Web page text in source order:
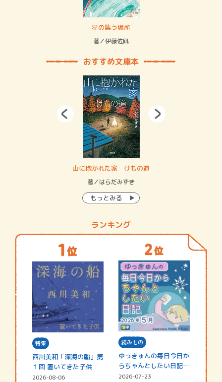
星の集う場所
著／伊藤佐凪
おすすめ文庫本
山に抱かれた家 けもの道
著／はらだみずき
もっとみる
ランキング
特集
西川美和「深海の船」第
１回 置いてきた子供
2026-08-06
読みもの
ゆっきゅんの毎日今日か
らちゃんとしたい日記
☆202…
2026-07-23